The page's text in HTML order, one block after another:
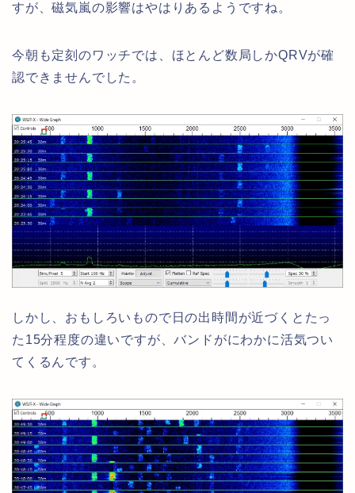
すが、磁気嵐の影響はやはりあるようですね。
今朝も定刻のワッチでは、ほとんど数局しかQRVが確
認できませんでした。
しかし、おもしろいもので日の出時間が近づくとたっ
た15分程度の違いですが、バンドがにわかに活気つい
てくるんです。